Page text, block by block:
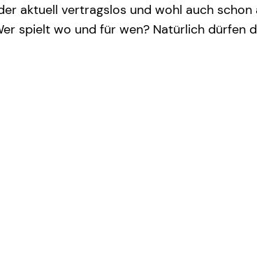
aktuell vertragslos und wohl auch
spielt wo und für wen? Natürlich dürfen